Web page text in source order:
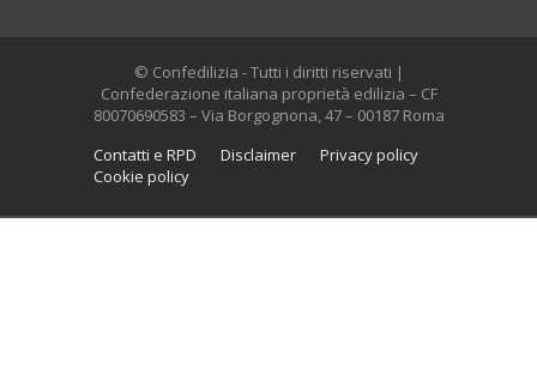
© Confedilizia - Tutti i diritti riservati |
Confederazione italiana proprietà edilizia – CF
80070690583 – Via Borgognona, 47 – 00187 Roma
Contatti e RPD
Disclaimer
Privacy policy
Cookie policy